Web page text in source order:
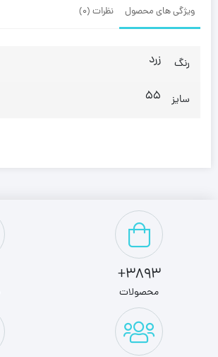
ویژگی های محصول نظرات (0)
رنگ زرد
سایز 55
3893+
محصولات